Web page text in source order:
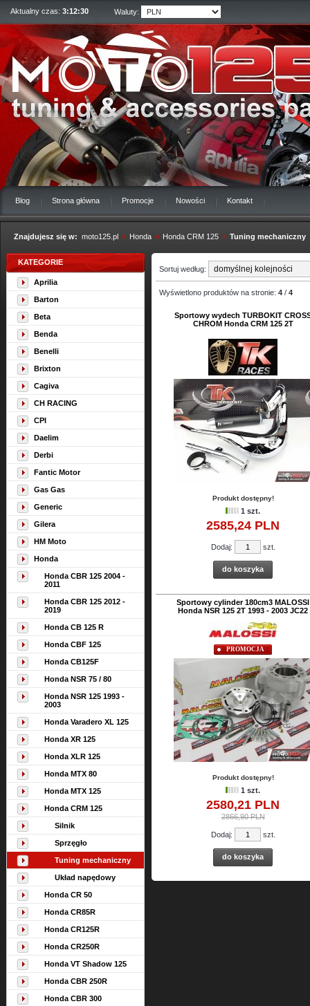
Aktualny czas: 3:12:31 Waluty:
Blog Strona główna Promocje Nowości Kontakt
Znajdujesz się w: moto125.pl » Honda » Honda CRM 125 » Tuning mechaniczny
KATEGORIE
Aprilia
Barton
Beta
Benda
Benelli
Brixton
Cagiva
CH RACING
CPI
Daelim
Derbi
Fantic Motor
Gas Gas
Generic
Gilera
HM Moto
Honda
Honda CBR 125 2004 -
2011
Honda CBR 125 2012 -
2019
Honda CB 125 R
Honda CBF 125
Honda CB125F
Honda NSR 75 / 80
Honda NSR 125 1993 -
2003
Honda Varadero XL 125
Honda XR 125
Honda XLR 125
Honda MTX 80
Honda MTX 125
Honda CRM 125
Silnik
Sprzęgło
Tuning mechaniczny
Układ napędowy
Honda CR 50
Honda CR85R
Honda CR125R
Honda CR250R
Honda VT Shadow 125
Honda CBR 250R
Honda CBR 300
Sortuj według:
Wyświetlono produktów na stronie: 4 / 4
Sportowy wydech TURBOKIT
CHROM Honda CRM 125 2T
Produkt dostępny!
1 szt.
2585,24 PLN
Dodaj: szt.
do koszyka
Sportowy cylinder 180cm3 MALOSSI
Honda NSR 125 2T 1993 - 2003 JC22
PROMOCJA
Produkt dostępny!
1 szt.
2580,21 PLN
2866,90 PLN
Dodaj: szt.
do koszyka